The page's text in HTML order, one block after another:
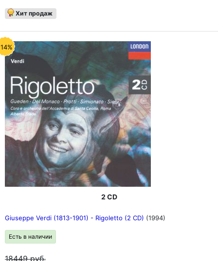
Хит продаж
2 CD
Giuseppe Verdi (1813-1901) - Rigoletto (2 CD) (1994)
Есть в наличии
18449руб.